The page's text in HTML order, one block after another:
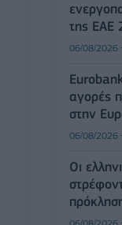
της ΕΑΕ
06/08/2026
αγορές
στην
06/08/2026
Οι